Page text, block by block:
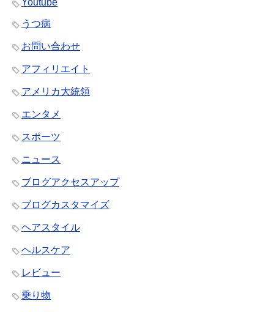
Youtube
うつ病
お問い合わせ
アフィリエイト
アメリカ大統領
エンタメ
スポーツ
ニュース
ブログアクセスアップ
ブログカスタマイズ
ヘアスタイル
ヘルスケア
レビュー
乗り物